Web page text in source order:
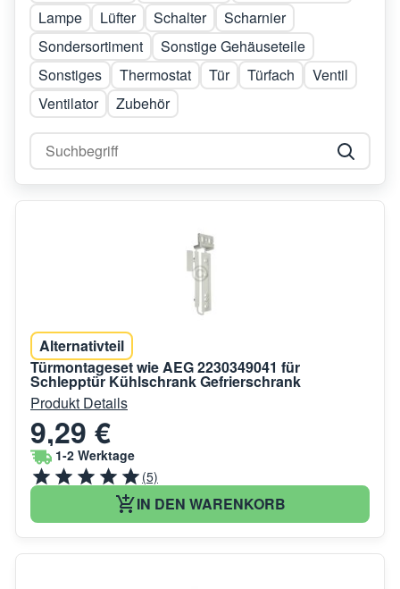
Lampe
Lüfter Schalter
Scharnier
Sondersortiment
Sonstige Gehäuseteile
Sonstiges
Thermostat Tür Türfach
Ventil
Ventilator
Zubehör
Alternativteil
Türmontageset wie AEG 2230349041 für
Schlepptür Kühlschrank Gefrierschrank
Produkt Details
9,29 €
1-2 Werktage
(5)
IN DEN WARENKORB